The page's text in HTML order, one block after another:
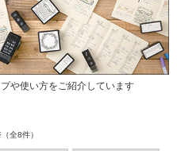
や使い方をご紹介しています
（全8件）